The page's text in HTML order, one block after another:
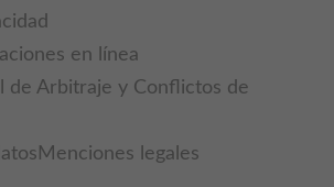
en línea
de Arbitraje y Conflictos de
Menciones legales